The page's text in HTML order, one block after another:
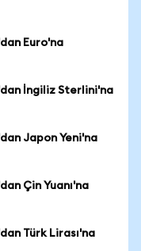
Euro'na
İngiliz Sterlini'na
Japon Yeni'na
Çin Yuanı'na
Türk Lirası'na